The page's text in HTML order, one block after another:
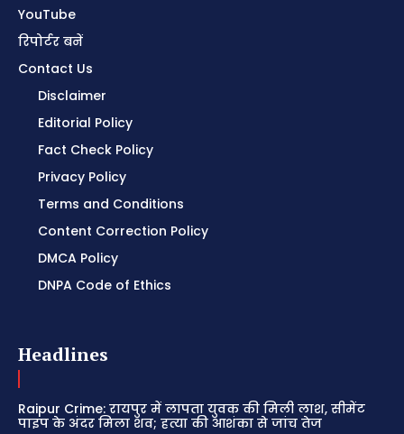
YouTube
रिपोर्टर बनें
Contact Us
Disclaimer
Editorial Policy
Fact Check Policy
Privacy Policy
Terms and Conditions
Content Correction Policy
DMCA Policy
DNPA Code of Ethics
Headlines
Raipur Crime: रायपुर में लापता युवक की मिली लाश, सीमेंट
पाइप के अंदर मिला शव; हत्या की आशंका से जांच तेज